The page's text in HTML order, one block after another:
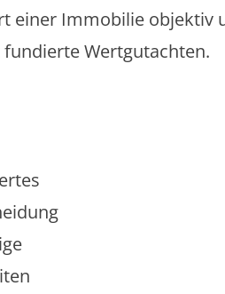
einer Immobilie objektiv
Wertgutachten.